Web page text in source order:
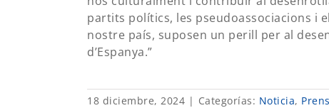
partits polítics, les pseudoassociacions i
nostre país, suposen un perill per al
d’Espanya.”
18 diciembre, 2024 | Categorías: Noticia,